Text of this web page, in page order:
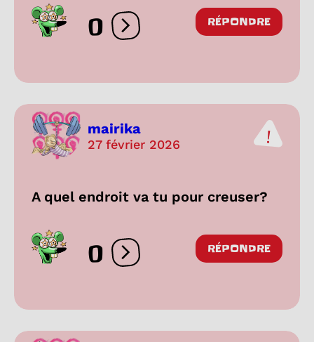
0 Ouvrir les réactions
RÉPONDRE
mairika
27 février 2026
A quel endroit va tu pour creuser?
0 Ouvrir les réactions
RÉPONDRE